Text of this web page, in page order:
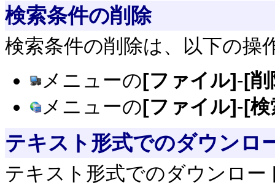
検索条件の削除
検索条件の削除は、以下の操
メニューの[ファイル]-[削
メニューの[ファイル]-[検
テキスト形式でのダウンロ
テキスト形式でのダウンロー